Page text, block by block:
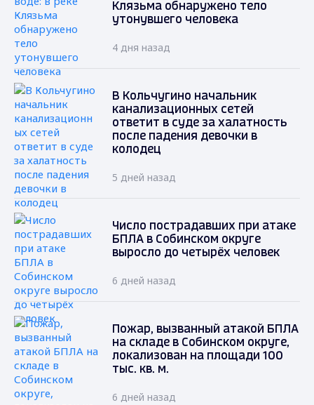
Клязьма обнаружено тело
утонувшего человека
4 дня назад
В Кольчугино начальник
канализационных сетей
ответит в суде за халатность
после падения девочки в
колодец
5 дней назад
Число пострадавших при атаке
БПЛА в Собинском округе
выросло до четырёх человек
6 дней назад
Пожар, вызванный атакой БПЛА
на складе в Собинском округе,
локализован на площади 100
тыс. кв. м.
6 дней назад